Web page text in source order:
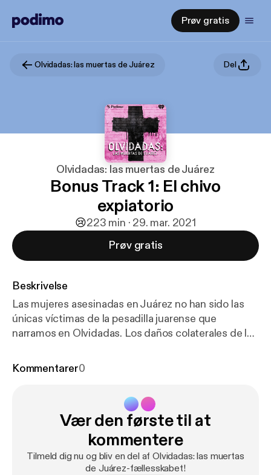
Prøv gratis
Olvidadas: las muertas de Juárez Del
Olvidadas: las muertas de Juárez
Bonus Track 1: El chivo
expiatorio
😢223 min · 29. mar. 2021
Prøv gratis
Beskrivelse
Las mujeres asesinadas en Juárez no han sido las
únicas víctimas de la pesadilla juarense que
narramos en Olvidadas. Los daños colaterales de los
día para otro se han enfrentado a un sistema de
permiten que se perpetúen los feminicidios. Un
sistema de justicia que fabrica chivos expiatorios
para dar carpetazo a tantos y tantos crímenes aún
sin resolver.
Kommentarer0
Vær den første til at
kommentere
Tilmeld dig nu og bliv en del af Olvidadas: las muertas
de Juárez-fællesskabet!